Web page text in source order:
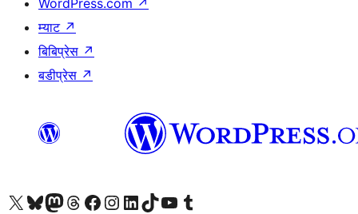
WordPress.com ↗
म्याट ↗
बिबिप्रेस ↗
बडीप्रेस ↗
हाम्रो X (पहिले ट्विटर) खातामा जानुहोस्
हाम्रो Bluesky खाता भ्रमण गर्नुहोस्
हाम्रो म्यास्टोडन खाता भ्रमण गर्नुहोस्
हाम्रो थ्रेड्स खातामा जानुहोस्
हाम्रो फेसबुक पेजमा जानुहोस्
हाम्रो इन्स्टाग्राम खातामा जानुहोस्
हाम्रो लिङ्क्डइन खातामा जानुहोस्
हाम्रो TikTok खाता भ्रमण गर्नुहोस्
हाम्रो युट्युब च्यानलमा जानुहोस्
हाम्रो टम्बलर खाता भ्रमण गर्नुहोस्